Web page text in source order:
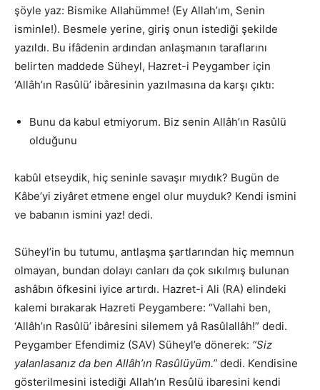
şöyle yaz: Bismike Allahümme! (Ey Allah’ım, Senin
isminle!). Besmele yerine, giriş onun istediği şekilde
yazıldı. Bu ifâdenin ardından anlaşmanın taraflarını
belirten maddede Süheyl, Hazret-i Peygamber için
‘Allâh’ın Rasûlü’ ibâresinin yazılmasına da karşı çıktı:
Bunu da kabul etmiyorum. Biz senin Allâh’ın Rasûlü
olduğunu
kabûl etseydik, hiç seninle savaşır mıydık? Bugün de
Kâbe’yi ziyâret etmene engel olur muyduk? Kendi ismini
ve babanın ismini yaz! dedi.
Süheyl’in bu tutumu, antlaşma şartlarından hiç memnun
olmayan, bundan dolayı canları da çok sıkılmış bulunan
ashâbın öfkesini iyice artırdı. Hazret-i Ali (RA) elindeki
kalemi bırakarak Hazreti Peygambere: “Vallahi ben,
‘Allâh’ın Rasûlü’ ibâresini silemem yâ Rasûlallâh!” dedi.
Peygamber Efendimiz (SAV) Süheyl’e dönerek: “Siz
yalanlasanız da ben Allâh’ın Rasûlüyüm.” dedi. Kendisine
gösterilmesini istediği Allah’ın Resûlü ibaresini kendi